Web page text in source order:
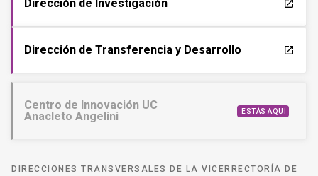
Dirección de Investigación launch
Dirección de Transferencia y Desarrollo launch
Centro de Innovación UC
Anacleto Angelini
ESTÁS AQUÍ
DIRECCIONES TRANSVERSALES DE LA VICERRECTORÍA DE